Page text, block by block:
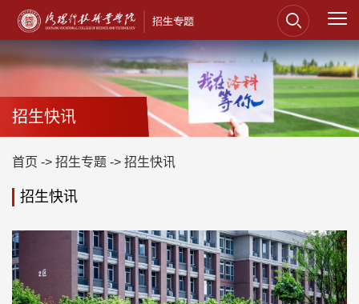
招生快讯
首页 -> 招生专题 -> 招生快讯
招生快讯